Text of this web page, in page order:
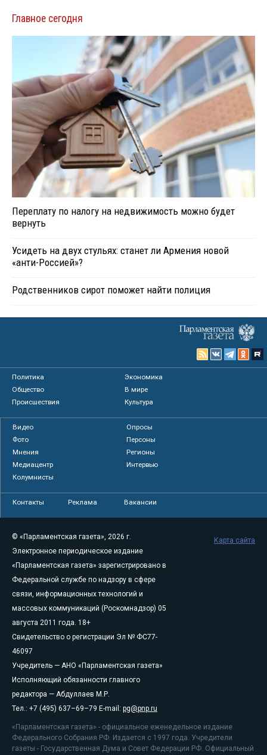
Главное сегодня
Переплату по налогу на недвижимость можно будет
вернуть
Усидеть на двух стульях: станет ли Армения новой
«анти-Россией»?
Родственников сирот поможет найти полиция
Политика
Экономика
Общество
В мире
Происшествия
Культура
Видео
Опросы
Фото
Персоны
Мнения
Регионы
Медиацентр
Интервью
Колумнисты
Контакты Реклама Вакансии
© «Парламентская газета», 2026 г.
Электронное периодическое издание
«Парламентская газета» зарегистрировано в
Федеральной службе по надзору в сфере
связи, информационных технологий и
массовых коммуникаций (Роскомнадзор) 05
августа 2011 года. 18+
Свидетельство о регистрации Эл № ФС77-
46097
Учредитель — АНО «Парламентская газета»
Исполняющий обязанности главного
редактора — Абдуллаев М.Р.
Тел.: +7 (495) 637–69–79 E-mail: pg@pnp.ru
«Парламентская газета» - официальное еженедельное издание
Федерального Собрания РФ. Издается с 1997 года. Учредители
газеты - Государственная Дума и Совет Федерации РФ. Официальный
Карта сайта